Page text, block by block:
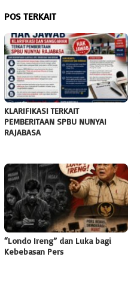
POS TERKAIT
KLARIFIKASI TERKAIT
PEMBERITAAN SPBU NUNYAI
RAJABASA
“Londo Ireng” dan Luka bagi
Kebebasan Pers